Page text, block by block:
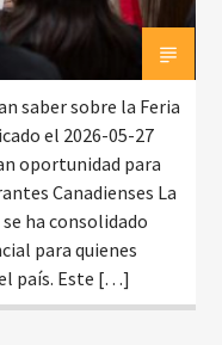
saber sobre la Feria
el 2026-05-27
oportunidad para
Canadienses La
ha consolidado
para quienes
país. Este […]